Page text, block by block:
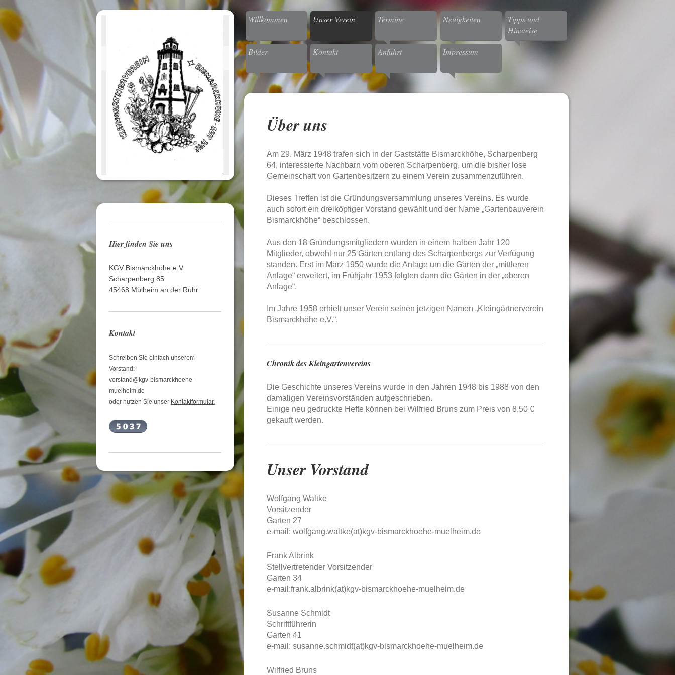
Hier finden Sie uns
KGV Bismarckhöhe e.V.
Scharpenberg 85
45468 Mülheim an der Ruhr
Kontakt
Schreiben Sie einfach unserem
Vorstand:
vorstand@kgv-bismarckhoehe-
muelheim.de
oder nutzen Sie unser Kontaktformular.
Willkommen Unser Verein Termine Neuigkeiten
Tipps und
Hinweise
Bilder Kontakt Anfahrt Impressum
Über uns
Am 29. März 1948 trafen sich in der Gaststätte Bismarckhöhe, Scharpenberg
64, interessierte Nachbarn vom oberen Scharpenberg, um die bisher lose
Gemeinschaft von Gartenbesitzern zu einem Verein zusammenzuführen.
Dieses Treffen ist die Gründungsversammlung unseres Vereins. Es wurde
auch sofort ein dreiköpfiger Vorstand gewählt und der Name „Gartenbauverein
Bismarckhöhe“ beschlossen.
Aus den 18 Gründungsmitgliedern wurden in einem halben Jahr 120
Mitglieder, obwohl nur 25 Gärten entlang des Scharpenbergs zur Verfügung
standen. Erst im März 1950 wurde die Anlage um die Gärten der „mittleren
Anlage“ erweitert, im Frühjahr 1953 folgten dann die Gärten in der „oberen
Anlage“.
Im Jahre 1958 erhielt unser Verein seinen jetzigen Namen „Kleingärtnerverein
Bismarckhöhe e.V.“.
Chronik des Kleingartenvereins
Die Geschichte unseres Vereins wurde in den Jahren 1948 bis 1988 von den
damaligen Vereinsvorständen aufgeschrieben.
Einige neu gedruckte Hefte können bei Wilfried Bruns zum Preis von 8,50 €
gekauft werden.
Unser Vorstand
Wolfgang Waltke
Vorsitzender
Garten 27
e-mail: wolfgang.waltke(at)kgv-bismarckhoehe-muelheim.de
Frank Albrink
Stellvertretender Vorsitzender
Garten 34
e-mail:frank.albrink(at)kgv-bismarckhoehe-muelheim.de
Susanne Schmidt
Schriftführerin
Garten 41
e-mail: susanne.schmidt(at)kgv-bismarckhoehe-muelheim.de
Wilfried Bruns